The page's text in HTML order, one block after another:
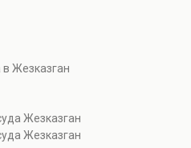
в Жезказган
Жезказган
Жезказган